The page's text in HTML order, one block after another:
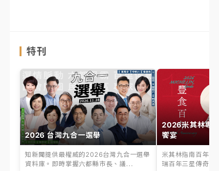
特刊
2026 台灣九合一選舉
知新聞提供最權威的2026台灣九合一選舉
資料庫。即時掌握六都縣市長、議...
2026米其林專
饗宴
米其林指南百年之
瑞百年三星傳奇、